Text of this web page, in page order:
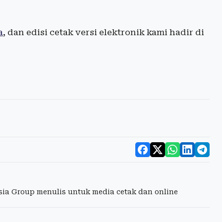
, dan edisi cetak versi elektronik kami hadir di
Group menulis untuk media cetak dan online